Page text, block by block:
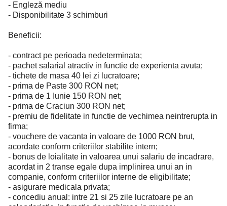
- Engleză mediu
- Disponibilitate 3 schimburi
Beneficii:
- contract pe perioada nedeterminata;
- pachet salarial atractiv in functie de experienta avuta;
- tichete de masa 40 lei zi lucratoare;
- prima de Paste 300 RON net;
- prima de 1 Iunie 150 RON net;
- prima de Craciun 300 RON net;
- premiu de fidelitate in functie de vechimea neintrerupta in
firma;
- vouchere de vacanta in valoare de 1000 RON brut,
acordate conform criteriilor stabilite intern;
- bonus de loialitate in valoarea unui salariu de incadrare,
acordat in 2 transe egale dupa implinirea unui an in
companie, conform criteriilor interne de eligibilitate;
- asigurare medicala privata;
- concediu anual: intre 21 si 25 zile lucratoare pe an